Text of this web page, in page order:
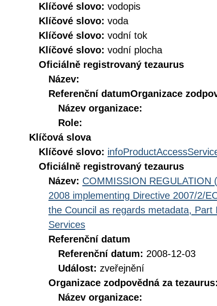
Klíčové slovo: vodopis
Klíčové slovo: voda
Klíčové slovo: vodní tok
Klíčové slovo: vodní plocha
Oficiálně registrovaný tezaurus
Název:
Referenční datumOrganizace
Název organizace:
Role:
Klíčová slova
Klíčové slovo:
Oficiálně registrovaný tezaurus
Název: COMMISSION REGULATION
2008 implementing Directive 2007/2/
the Council as regards metadata,
Services
Referenční datum
Referenční datum: 2008-12-03
Událost: zveřejnění
Organizace zodpovědná za
Název organizace: